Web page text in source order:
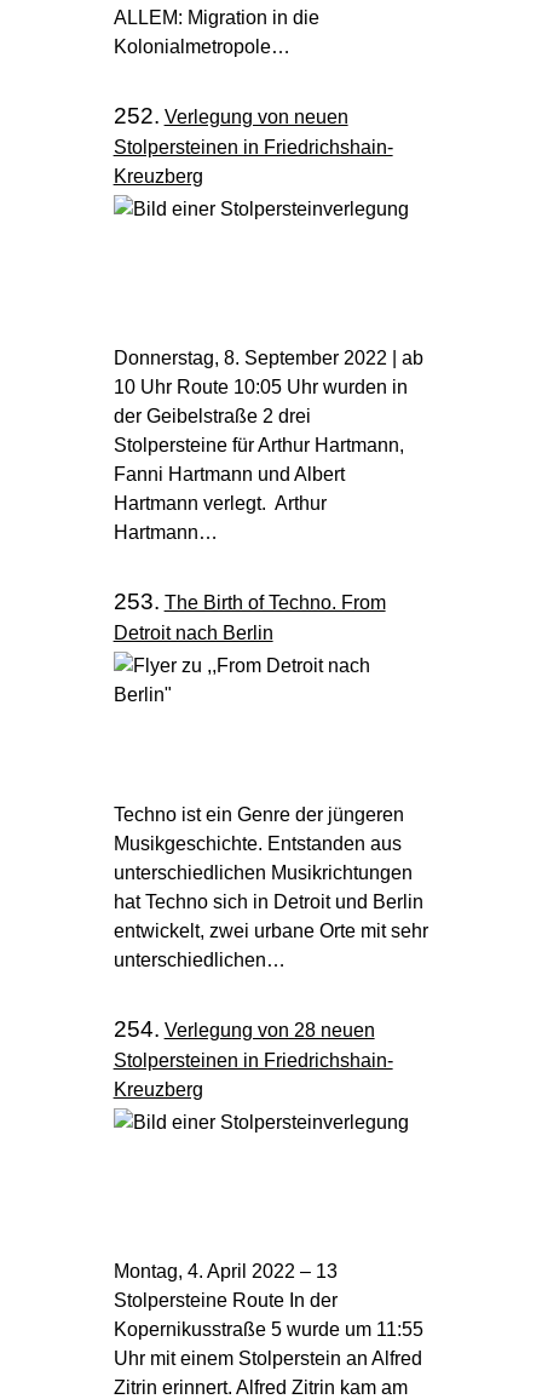
ALLEM: Migration in die
Kolonialmetropole…
252. Verlegung von neuen
Stolpersteinen in Friedrichshain-
Kreuzberg
Donnerstag, 8. September 2022 | ab
10 Uhr Route 10:05 Uhr wurden in
der Geibelstraße 2 drei
Stolpersteine für Arthur Hartmann,
Fanni Hartmann und Albert
Hartmann verlegt. Arthur
Hartmann…
253. The Birth of Techno. From
Detroit nach Berlin
Techno ist ein Genre der jüngeren
Musikgeschichte. Entstanden aus
unterschiedlichen Musikrichtungen
hat Techno sich in Detroit und Berlin
entwickelt, zwei urbane Orte mit sehr
unterschiedlichen…
254. Verlegung von 28 neuen
Stolpersteinen in Friedrichshain-
Kreuzberg
Montag, 4. April 2022 – 13
Stolpersteine Route In der
Kopernikusstraße 5 wurde um 11:55
Uhr mit einem Stolperstein an Alfred
Zitrin erinnert. Alfred Zitrin kam am